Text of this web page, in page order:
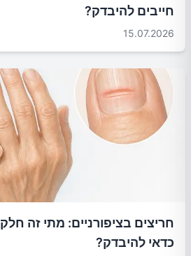
חייבים להיבדק?
15.07.2026
חריצים בציפורניים: מתי זה
כדאי להיבדק?